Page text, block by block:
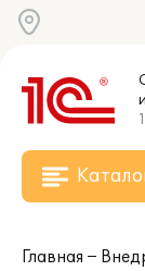
Главная